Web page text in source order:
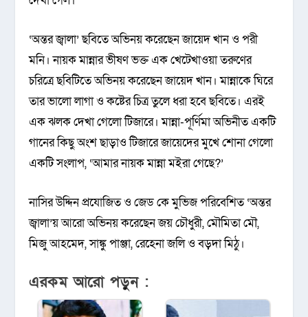
‘অন্তর জ্বালা’ ছবিতে অভিনয় করেছেন জায়েদ খান ও পরী
মনি। নায়ক মান্নার ভীষণ ভক্ত এক খেটেখাওয়া তরুণের
চরিত্রে ছবিটিতে অভিনয় করেছেন জায়েদ খান। মান্নাকে ঘিরে
তার ভালো লাগা ও কষ্টের চিত্র তুলে ধরা হবে ছবিতে। এরই
এক ঝলক দেখা গেলো টিজারে। মান্না-পূর্ণিমা অভিনীত একটি
গানের কিছু অংশ ছাড়াও টিজারে জায়েদের মুখে শোনা গেলো
একটি সংলাপ, ‘আমার নায়ক মান্না মইরা গেছে?’
নাসির উদ্দিন প্রযোজিত ও জেড কে মুভিজ পরিবেশিত ‘অন্তর
জ্বালা’য় আরো অভিনয় করেছেন জয় চৌধুরী, মৌমিতা মৌ,
মিজু আহমেদ, সাঙ্কু পাঞ্জা, রেহেনা জলি ও বড়দা মিঠু।
এরকম আরো পড়ুন :